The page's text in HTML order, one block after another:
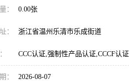
： 0.00张
： 浙江省温州乐清市乐成街道
CCC认证,强制性产品认证,CCCF认证
： 2026-08-07